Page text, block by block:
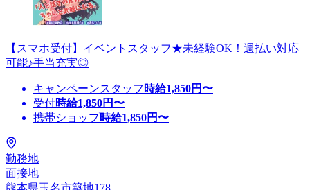
【スマホ受付】イベントスタッフ★未経験OK！週払い対応
可能♪手当充実◎
キャンペーンスタッフ 時給1,850円〜
受付時給1,850円〜
携帯ショップ時給1,850円〜
勤務地
面接地
熊本県玉名市築地178